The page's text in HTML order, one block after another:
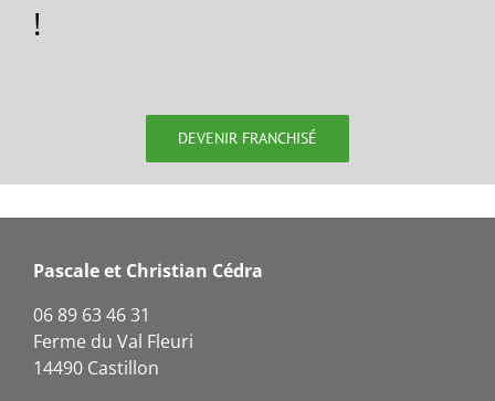
!
DEVENIR FRANCHISÉ
Pascale et Christian Cédra
06 89 63 46 31
Ferme du Val Fleuri
14490 Castillon